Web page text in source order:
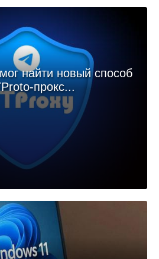
найти новый способ
прокс...